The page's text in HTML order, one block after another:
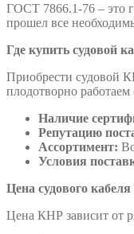
ГОСТ 7866.1-76 – это
прошел все
Где купить судовой
Приобрести судовой
плодотворно
Наличие
Репутацию
Ассортимент:
Условия
Цена судового
Цена КНР зависит от